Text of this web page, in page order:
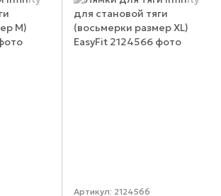
Артикул: 2124566